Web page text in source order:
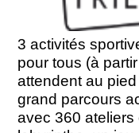
3 activités
pour tous (à
attendent au
grand parcours
avec 360